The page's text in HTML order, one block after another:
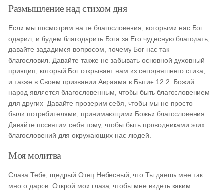
Размышление над стихом дня
Если мы посмотрим на те благословения, которыми нас Бог
одарил, и будем благодарить Бога за Его чудесную благодать,
давайте зададимся вопросом, почему Бог нас так
благословил. Давайте также не забывать основной духовный
принцип, который Бог открывает нам из сегодняшнего стиха,
и также в Своем призвании Авраама в Бытие 12:2: Божий
народ является благословенным, чтобы быть благословением
для других. Давайте проверим себя, чтобы мы не просто
были потребителями, принимающими Божьи благословения.
Давайте посвятим себя тому, чтобы быть проводниками этих
благословений для окружающих нас людей.
Моя молитва
Слава Тебе, щедрый Отец Небесный, что Ты даешь мне так
много даров. Открой мои глаза, чтобы мне видеть каким